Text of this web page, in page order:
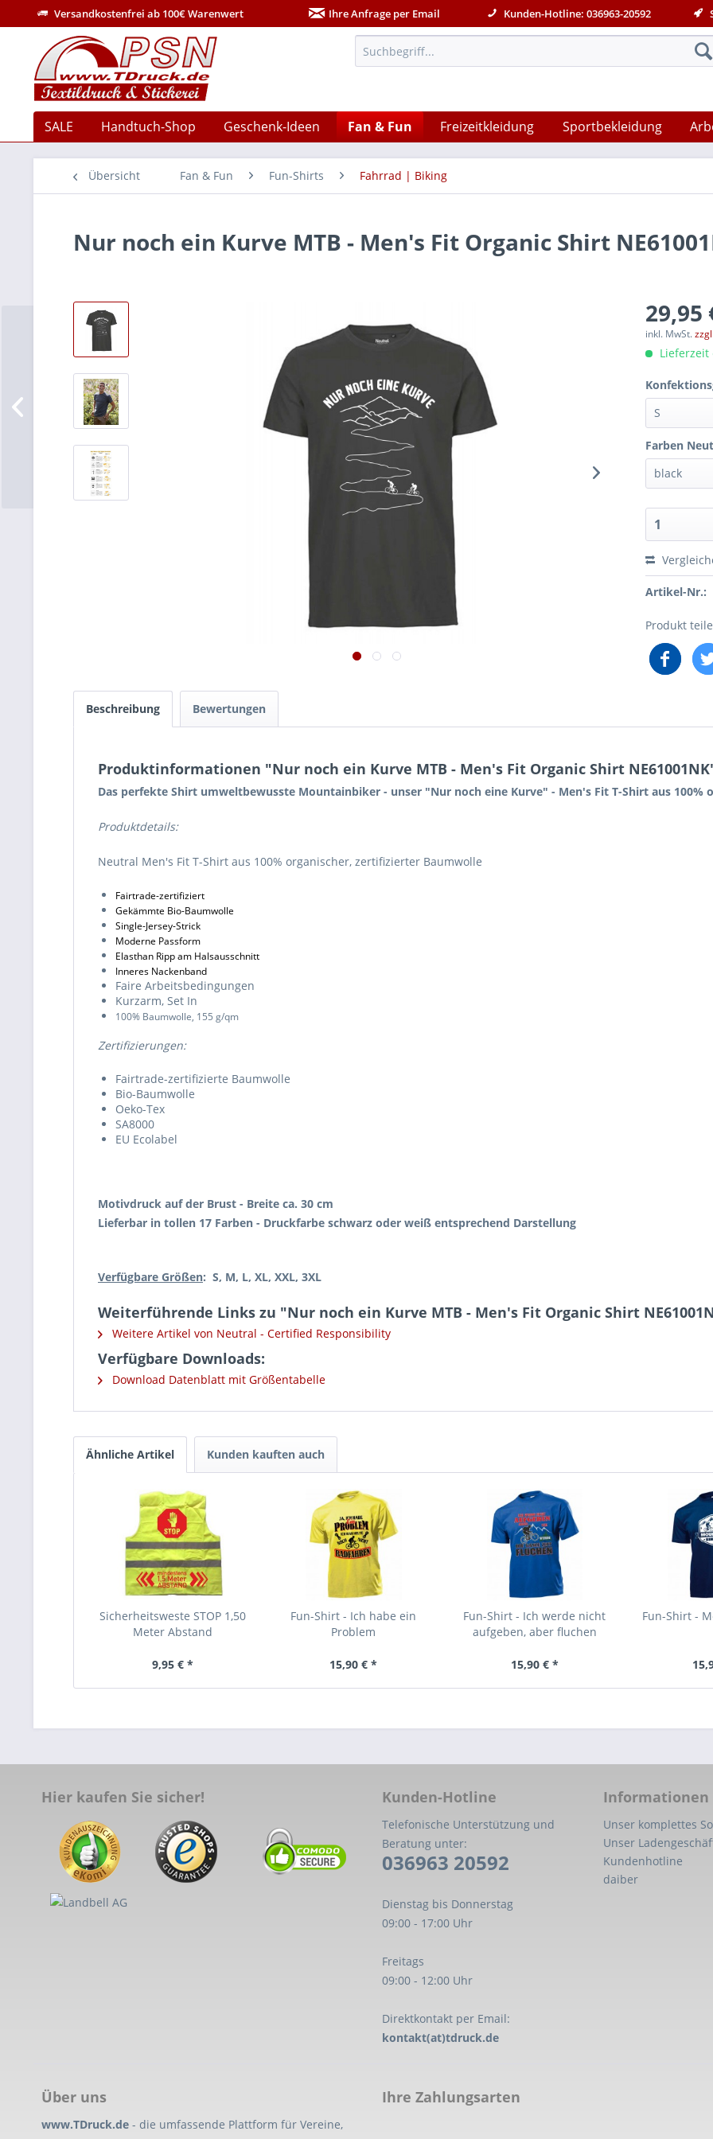
Versandkostenfrei ab 100€ Warenwert Ihre Anfrage per Email Kunden-Hotline: 036963-20592
SALE Handtuch-Shop Geschenk-Ideen Fan & Fun Freizeitkleidung Sportbekleidung
Übersicht Fan & Fun Fun-Shirts Fahrrad | Biking
Nur noch ein Kurve MTB - Men's Fit Organic Shirt
29,95
inkl. MwSt.
Lieferzeit
Farben
Artikel-Nr.:
Produkt
Beschreibung Bewertungen
Produktinformationen "Nur noch ein Kurve MTB - Men's Fit Organic Shirt
Das perfekte Shirt umweltbewusste Mountainbiker - unser "Nur noch eine Kurve" - Men's Fit T-Shirt aus 100%
Produktdetails:
Neutral Men's Fit T-Shirt aus 100% organischer, zertifizierter Baumwolle
Fairtrade-zertifiziert
Gekämmte Bio-Baumwolle
Single-Jersey-Strick
Moderne Passform
Elasthan Ripp am Halsausschnitt
Inneres Nackenband
Faire Arbeitsbedingungen
Kurzarm, Set In
100% Baumwolle, 155 g/qm
Zertifizierungen:
Fairtrade-zertifizierte Baumwolle
Bio-Baumwolle
Oeko-Tex
SA8000
EU Ecolabel
Motivdruck auf der Brust - Breite ca. 30 cm
Lieferbar in tollen 17 Farben - Druckfarbe schwarz oder weiß entsprechend Darstellung
Verfügbare Größen: S, M, L, XL, XXL, 3XL
Weiterführende Links zu "Nur noch ein Kurve MTB - Men's Fit Organic Shirt
Weitere Artikel von Neutral - Certified Responsibility
Verfügbare Downloads:
Download Datenblatt mit Größentabelle
Ähnliche Artikel Kunden kauften auch
Sicherheitsweste STOP 1,50
Meter Abstand
9,95 € *
Fun-Shirt - Ich habe ein
Problem
15,90 € *
Fun-Shirt - Ich werde nicht
aufgeben, aber fluchen
15,90 € *
Fun-Shirt -
Hier kaufen Sie sicher! Kunden-Hotline
Telefonische Unterstützung und
Beratung unter:
036963 20592
Dienstag bis Donnerstag
09:00 - 17:00 Uhr
Freitags
09:00 - 12:00 Uhr
Direktkontakt per Email:
kontakt(at)tdruck.de
Informationen
Unser komplettes
Unser
Kundenhotline
daiber
Über uns
www.TDruck.de - die umfassende Plattform für Vereine,
Ihre Zahlungsarten